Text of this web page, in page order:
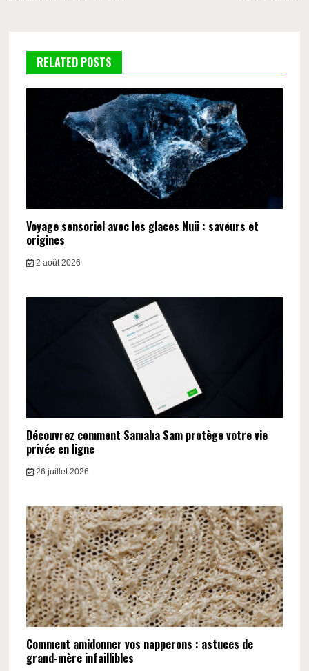
RELATED POSTS
Voyage sensoriel avec les glaces Nuii : saveurs et
origines
2 août 2026
Découvrez comment Samaha Sam protège votre vie
privée en ligne
26 juillet 2026
Comment amidonner vos napperons : astuces de
grand-mère infaillibles